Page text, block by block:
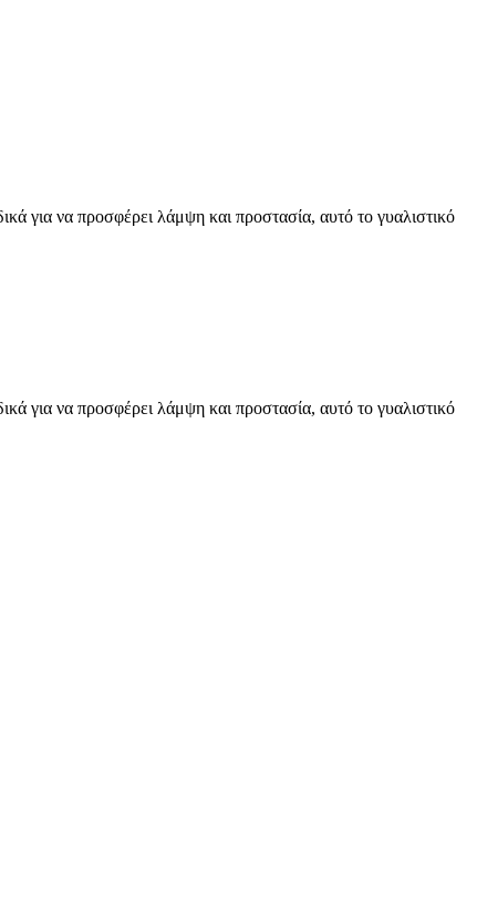
για να προσφέρει λάμψη και προστασία, αυτό το γυαλιστικό
για να προσφέρει λάμψη και προστασία, αυτό το γυαλιστικό